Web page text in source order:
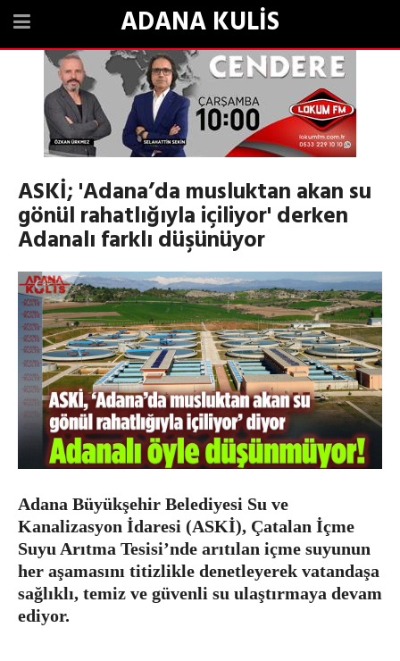
ADANA KULİS
ASKİ; 'Adana’da musluktan akan su
gönül rahatlığıyla içiliyor' derken
Adanalı farklı düşünüyor
Adana Büyükşehir Belediyesi Su ve
Kanalizasyon İdaresi (ASKİ), Çatalan İçme
Suyu Arıtma Tesisi’nde arıtılan içme suyunun
her aşamasını titizlikle denetleyerek vatandaşa
sağlıklı, temiz ve güvenli su ulaştırmaya devam
ediyor.